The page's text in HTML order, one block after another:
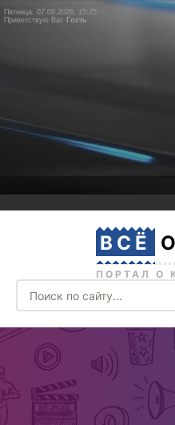
Пятница, 07.08.2026, 15:25
Приветствую Вас Гость